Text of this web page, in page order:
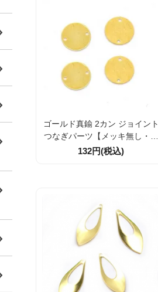
ゴールド真鍮 2カン ジョイント
つなぎパーツ【メッキ無し・真
鍮地金】外径12mm｜4個／20
132円(税込)